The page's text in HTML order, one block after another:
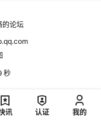
的论坛
秒
讯 认证 我的